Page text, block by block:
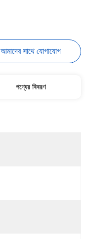
আমাদের সাথে যোগাযোগ
পণ্যের বিবরণ